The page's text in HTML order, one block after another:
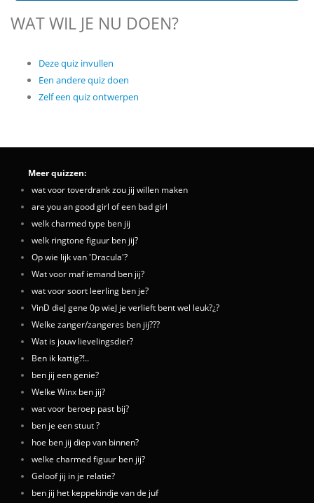
WAT WIL JE NU DOEN?
Deze quiz invullen
Een andere quiz doen
Zelf een quiz ontwerpen
Meer quizzen:
wat voor toverdrank zou jij willen maken
are you an good girl of een bad girl
welk charmed type ben jij
welk ringtone figuur ben jij?
Op wie lijk van 'Dracula'?
Wat voor maf iemand ben jij?
wat voor soort leerling ben je?
VinD dieJ gene 0p wieJ je verlieft bent wel leuk?¿?
Welke zanger/zangeres ben jij???
Wat is jouw lievelingsdier?
Ben ik kattig?!..
ben jij een genie?
Welke Winx ben jij?
wat voor beroep past bij?
ben je een stuut ?
hoe ben jij diep van binnen?
welke charmed figuur ben jij?
Geloof jij in je relatie?
ben jij het keppekindje van de juf